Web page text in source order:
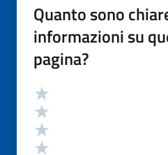
Quanto sono
informazioni su
pagina?
Valutazione